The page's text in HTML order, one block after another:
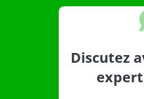
Discutez